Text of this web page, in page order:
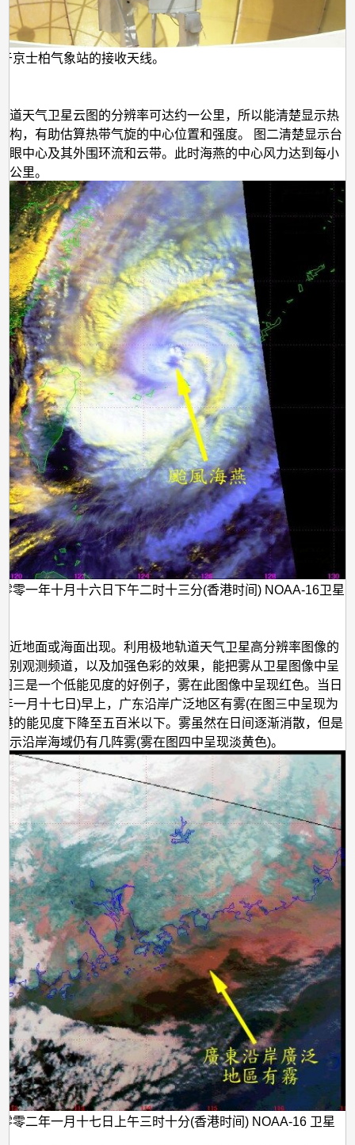
士柏气象站的接收天线。
道天气卫星云图的分辨率可达约一公里，所以能清楚显示热
构，有助估算热带气旋的中心位置和强度。 图二清楚显示台
眼中心及其外围环流和云带。此时海燕的中心风力达到每小
公里。
一年十月十六日下午二时十三分(香港时间) NOAA-16卫星
近地面或海面出现。利用极地轨道天气卫星高分辨率图像的
别观测频道，以及加强色彩的效果，能把雾从卫星图像中呈
三是一个低能见度的好例子，雾在此图像中呈现红色。当日
一月十七日)早上，广东沿岸广泛地区有雾(在图三中呈现为
的能见度下降至五百米以下。雾虽然在日间逐渐消散，但是
示沿岸海域仍有几阵雾(雾在图四中呈现淡黄色)。
二年一月十七日上午三时十分(香港时间) NOAA-16 卫星